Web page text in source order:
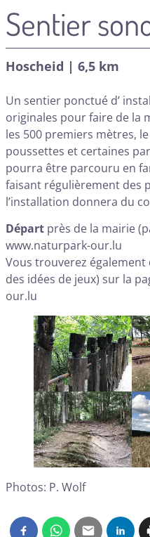
Sentier
Hoscheid | 6,5 km
Un sentier ponctué d’
originales pour faire de la
les 500 premiers mètres,
poussettes et certaines
pourra être parcouru en
faisant régulièrement des
l’installation donnera du
Départ près de la mairie
www.naturpark-our.lu
Vous trouverez
des idées de jeux) sur la
our.lu
Photos: P. Wolf